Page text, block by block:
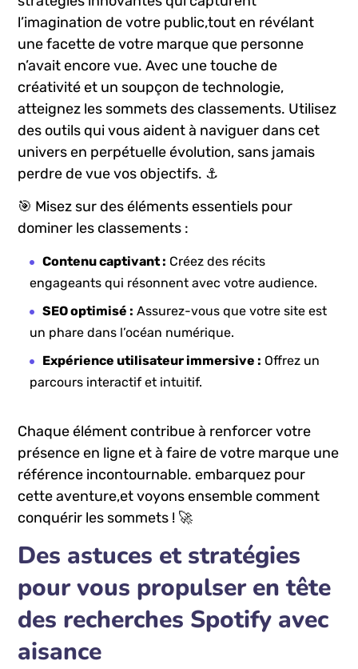
l’imagination ‌de votre⁢ public,tout en révélant
une facette de votre marque que personne
n’avait encore vue. Avec une touche de⁢
créativité et un soupçon de technologie,
atteignez les sommets‌ des classements. Utilisez
des outils⁤ qui‍ vous aident à naviguer dans cet
univers en perpétuelle évolution, sans ‍jamais
perdre de vue vos objectifs. ‍⚓
🎯 Misez sur⁤ des éléments essentiels‌ pour
dominer ⁤les classements :
Contenu captivant : Créez des récits
engageants qui résonnent avec ⁢votre audience.
SEO optimisé : Assurez-vous que votre site est​
un phare dans l’océan⁤ numérique.
Expérience utilisateur immersive : Offrez un
parcours ‌interactif et⁤ intuitif.
Chaque élément contribue à renforcer votre
présence en ligne⁢ et ⁢à faire de votre marque une
référence incontournable. embarquez‍ pour
cette aventure,et⁣ voyons ensemble comment ​
conquérir les sommets ! 🚀
Des astuces et stratégies⁢
pour​ vous propulser en tête
des recherches Spotify avec
aisance